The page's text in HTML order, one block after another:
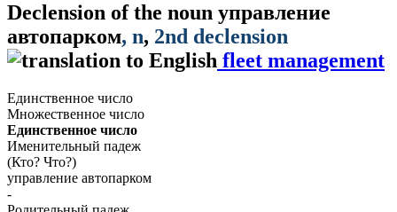
Declension of the noun управление
автопарком, n, 2nd declension
fleet management
Единственное число
Множественное число
Единственное число
Именительный падеж
(Кто? Что?)
управление автопарком
-